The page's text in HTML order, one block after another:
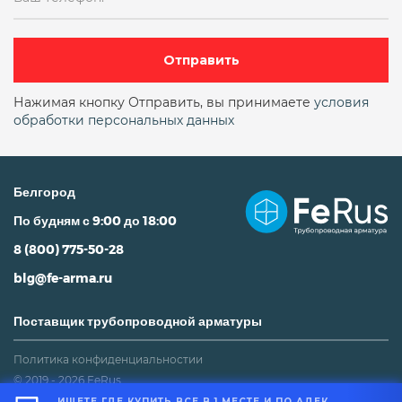
Отправить
Нажимая кнопку Отправить, вы принимаете условия
обработки персональных данных
Белгород
По будням с 9:00 до 18:00
8 (800) 775-50-28
blg@fe-arma.ru
Поставщик трубопроводной арматуры
Политика конфиденциальностии
© 2019 - 2026 FeRus